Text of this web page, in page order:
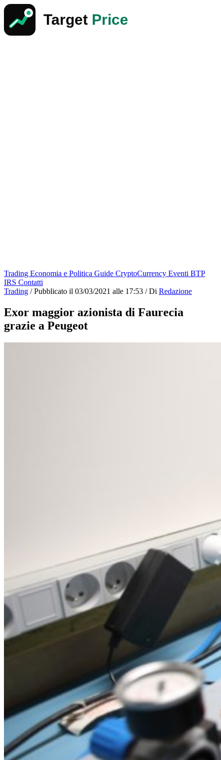
Trading Economia e Politica Guide CryptoCurrency Eventi BTP
IRS Contatti
Trading / Pubblicato il 03/03/2021 alle 17:53 / Di Redazione
Exor maggior azionista di Faurecia
grazie a Peugeot